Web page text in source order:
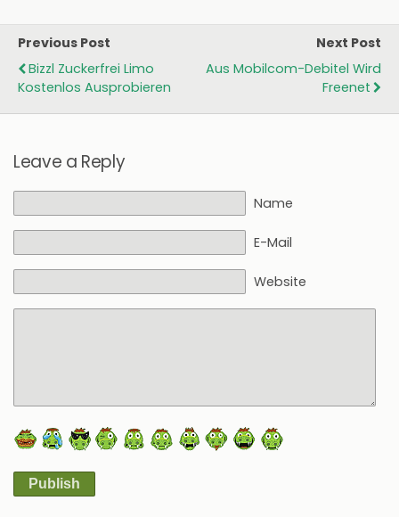
Previous Post
Bizzl Zuckerfrei Limo
Kostenlos Ausprobieren
Next Post
Aus Mobilcom-Debitel Wird
Freenet
Leave a Reply
Name
E-Mail
Website
Publish